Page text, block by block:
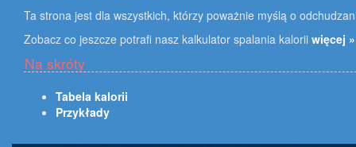
Ta strona jest dla wszystkich, którzy poważnie myślą o
Zobacz co jeszcze potrafi nasz kalkulator spalania kalorii więcej »
Na skróty
Tabela kalorii
Przykłady